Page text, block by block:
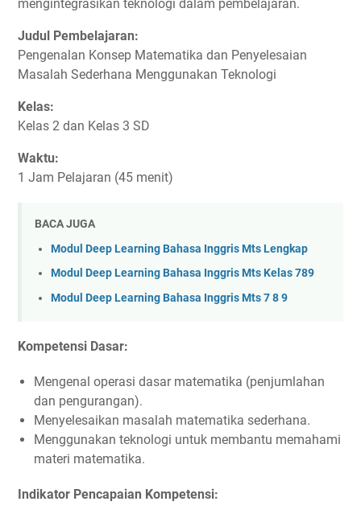
mengintegrasikan teknologi dalam pembelajaran.
Judul Pembelajaran:
Pengenalan Konsep Matematika dan Penyelesaian
Masalah Sederhana Menggunakan Teknologi
Kelas:
Kelas 2 dan Kelas 3 SD
Waktu:
1 Jam Pelajaran (45 menit)
BACA JUGA
Modul Deep Learning Bahasa Inggris Mts Lengkap
Modul Deep Learning Bahasa Inggris Mts Kelas 789
Modul Deep Learning Bahasa Inggris Mts 7 8 9
Kompetensi Dasar:
Mengenal operasi dasar matematika (penjumlahan
dan pengurangan).
Menyelesaikan masalah matematika sederhana.
Menggunakan teknologi untuk membantu memahami
materi matematika.
Indikator Pencapaian Kompetensi: